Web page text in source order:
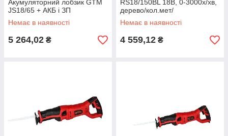
Акумуляторний лобзик GTM
JS18/65 + АКБ і ЗП
Немає в наявності
5 264,02 ₴
RS18/150BL 18В, 0-3000х/хв,
дерево/кол.мет/
сталь-150/22/10 мм, КАРКАС
(без АКБ I ЗП)
Немає в наявності
4 559,12 ₴